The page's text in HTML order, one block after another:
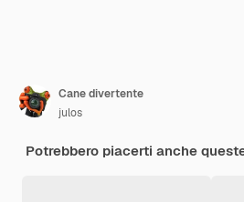
Cane divertente
julos
Potrebbero piacerti anche